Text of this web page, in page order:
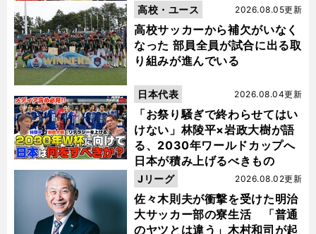
高校サッカーから補欠がいなく
なった 部員全員が試合に出る取
り組みが進んでいる
2026.08.05更新
高校・ユース
「お祭り騒ぎで終わらせてはい
けない」林陵平×岩政大樹が語
る、2030年ワールドカップへ
日本が積み上げるべきもの
2026.08.04更新
日本代表
佐々木則夫が衝撃を受けた明治
大サッカー部の寮生活 「普通
のヤツとは違う」木村和司が起
2026.08.02更新
Jリーグ